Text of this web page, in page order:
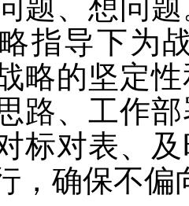
题、想问
指导下为
略的坚定
路、工作
标对表、
，确保不